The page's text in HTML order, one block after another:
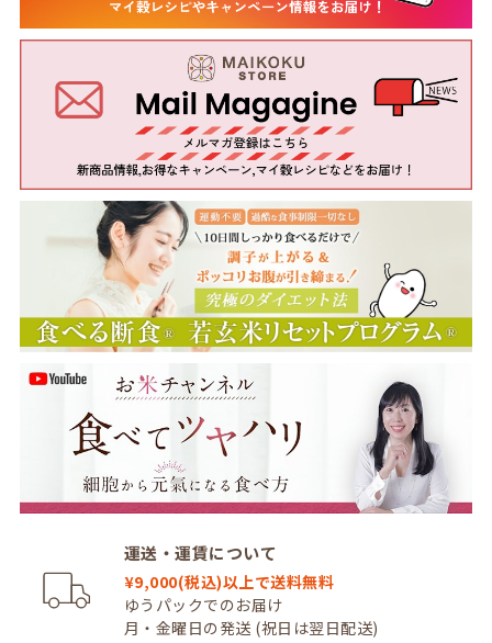
運送・運賃について
¥9,000(税込)以上で送料無料
ゆうパックでのお届け
月・金曜日の発送 (祝日は翌日配送)